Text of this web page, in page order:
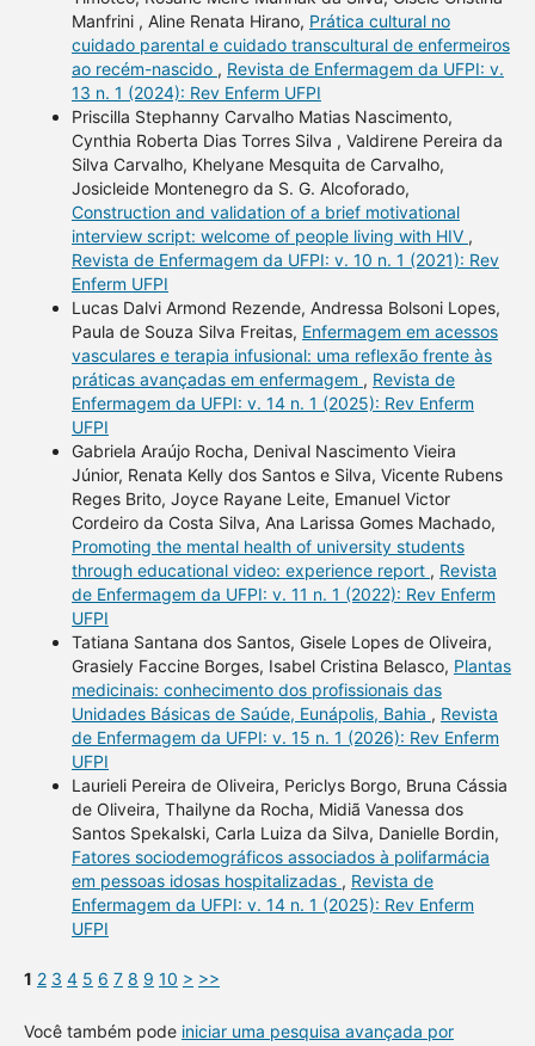
Manfrini , Aline Renata Hirano, Prática cultural no
cuidado parental e cuidado transcultural de enfermeiros
ao recém-nascido , Revista de Enfermagem da UFPI: v.
13 n. 1 (2024): Rev Enferm UFPI
Priscilla Stephanny Carvalho Matias Nascimento,
Cynthia Roberta Dias Torres Silva , Valdirene Pereira da
Silva Carvalho, Khelyane Mesquita de Carvalho,
Josicleide Montenegro da S. G. Alcoforado,
Construction and validation of a brief motivational
interview script: welcome of people living with HIV ,
Revista de Enfermagem da UFPI: v. 10 n. 1 (2021): Rev
Enferm UFPI
Lucas Dalvi Armond Rezende, Andressa Bolsoni Lopes,
Paula de Souza Silva Freitas, Enfermagem em acessos
vasculares e terapia infusional: uma reflexão frente às
práticas avançadas em enfermagem , Revista de
Enfermagem da UFPI: v. 14 n. 1 (2025): Rev Enferm
UFPI
Gabriela Araújo Rocha, Denival Nascimento Vieira
Júnior, Renata Kelly dos Santos e Silva, Vicente Rubens
Reges Brito, Joyce Rayane Leite, Emanuel Victor
Cordeiro da Costa Silva, Ana Larissa Gomes Machado,
Promoting the mental health of university students
through educational video: experience report , Revista
de Enfermagem da UFPI: v. 11 n. 1 (2022): Rev Enferm
UFPI
Tatiana Santana dos Santos, Gisele Lopes de Oliveira,
Grasiely Faccine Borges, Isabel Cristina Belasco, Plantas
medicinais: conhecimento dos profissionais das
Unidades Básicas de Saúde, Eunápolis, Bahia , Revista
de Enfermagem da UFPI: v. 15 n. 1 (2026): Rev Enferm
UFPI
Laurieli Pereira de Oliveira, Periclys Borgo, Bruna Cássia
de Oliveira, Thailyne da Rocha, Midiã Vanessa dos
Santos Spekalski, Carla Luiza da Silva, Danielle Bordin,
Fatores sociodemográficos associados à polifarmácia
em pessoas idosas hospitalizadas , Revista de
Enfermagem da UFPI: v. 14 n. 1 (2025): Rev Enferm
UFPI
1 2 3 4 5 6 7 8 9 10 > >>
Você também pode iniciar uma pesquisa avançada por